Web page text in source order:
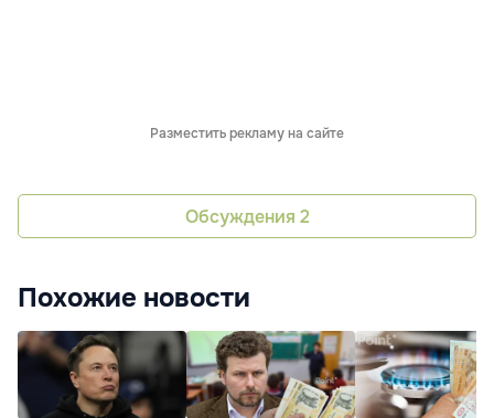
Разместить рекламу на сайте
Обсуждения 2
Похожие новости